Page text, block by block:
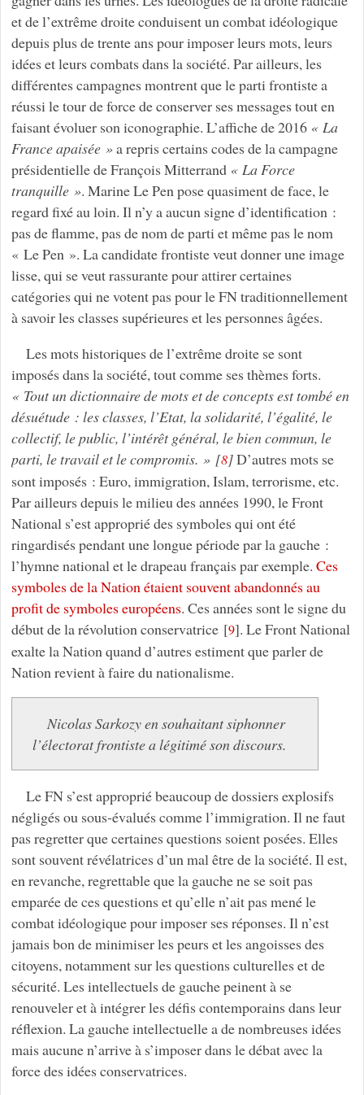
et de l’extrême droite conduisent un combat idéologique
depuis plus de trente ans pour imposer leurs mots, leurs
idées et leurs combats dans la société. Par ailleurs, les
différentes campagnes montrent que le parti frontiste a
réussi le tour de force de conserver ses messages tout en
faisant évoluer son iconographie. L’affiche de 2016 « La
France apaisée »a repris certains codes de la campagne
présidentielle de François Mitterrand « La Force
tranquille ». Marine Le Pen pose quasiment de face, le
regard fixé au loin. Il n’y a aucun signe d’identification :
pas de flamme, pas de nom de parti et même pas le nom
« Le Pen ». La candidate frontiste veut donner une image
lisse, qui se veut rassurante pour attirer certaines
catégories qui ne votent pas pour le FN traditionnellement
à savoir les classes supérieures et les personnes âgées.
Les mots historiques de l’extrême droite se sont
imposés dans la société, tout comme ses thèmes forts.
« Tout un dictionnaire de mots et de concepts est tombé en
désuétude : les classes, l’Etat, la solidarité, l’égalité, le
collectif, le public, l’intérêt général, le bien commun, le
parti, le travail et le compromis. »[8]D’autres mots se
sont imposés : Euro, immigration, Islam, terrorisme, etc.
Par ailleurs depuis le milieu des années 1990, le Front
National s’est approprié des symboles qui ont été
ringardisés pendant une longue période par la gauche :
l’hymne national et le drapeau français par exemple. Ces
symboles de la Nation étaient souvent abandonnés au
profit de symboles européens. Ces années sont le signe du
début de la révolution conservatrice[9]. Le Front National
exalte la Nation quand d’autres estiment que parler de
Nation revient à faire du nationalisme.
Nicolas Sarkozy en souhaitant siphonner
l’électorat frontiste a légitimé son discours.
Le FN s’est approprié beaucoup de dossiers explosifs
négligés ou sous-évalués comme l’immigration. Il ne faut
pas regretter que certaines questions soient posées. Elles
sont souvent révélatrices d’un mal être de la société. Il est,
en revanche, regrettable que la gauche ne se soit pas
emparée de ces questions et qu’elle n’ait pas mené le
combat idéologique pour imposer ses réponses. Il n’est
jamais bon de minimiser les peurs et les angoisses des
citoyens, notamment sur les questions culturelles et de
sécurité. Les intellectuels de gauche peinent à se
renouveler et à intégrer les défis contemporains dans leur
réflexion. La gauche intellectuelle a de nombreuses idées
mais aucune n’arrive à s’imposer dans le débat avec la
force des idées conservatrices.